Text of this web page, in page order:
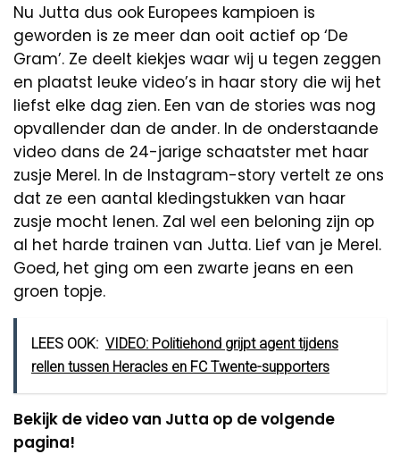
Nu Jutta dus ook Europees kampioen is
geworden is ze meer dan ooit actief op ‘De
Gram’. Ze deelt kiekjes waar wij u tegen zeggen
en plaatst leuke video’s in haar story die wij het
liefst elke dag zien. Een van de stories was nog
opvallender dan de ander. In de onderstaande
video dans de 24-jarige schaatster met haar
zusje Merel. In de Instagram-story vertelt ze ons
dat ze een aantal kledingstukken van haar
zusje mocht lenen. Zal wel een beloning zijn op
al het harde trainen van Jutta. Lief van je Merel.
Goed, het ging om een zwarte jeans en een
groen topje.
LEES OOK: VIDEO: Politiehond grijpt agent tijdens
rellen tussen Heracles en FC Twente-supporters
Bekijk de video van Jutta op de volgende
pagina!